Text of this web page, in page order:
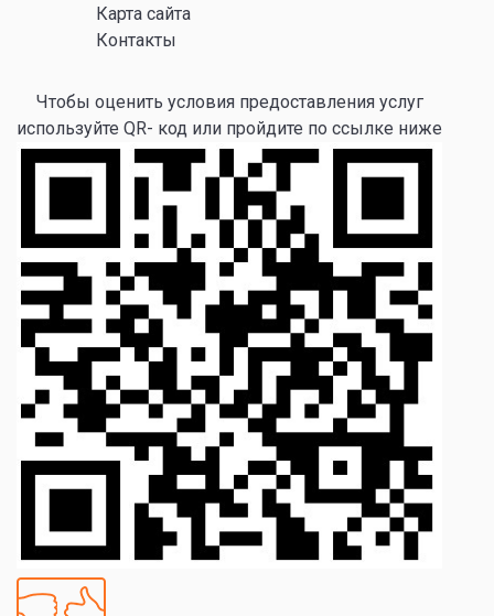
Карта сайта
Контакты
Чтобы оценить условия предоставления услуг
используйте QR- код или пройдите по ссылке ниже